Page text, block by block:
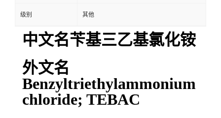
级别 其他
中文名苄基三乙基氯化铵
外文名
Benzyltriethylammonium
chloride; TEBAC